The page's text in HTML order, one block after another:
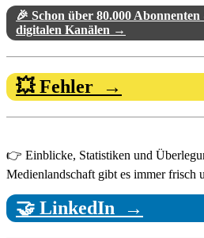
🎉 Schon über 80.000
digitalen Kanälen →
💥 Fehler →
👉 Einblicke, Statistiken und
Medienlandschaft gibt es immer frisch
🤝 LinkedIn →